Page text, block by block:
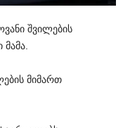
შვილების
მამა.
მიმართ